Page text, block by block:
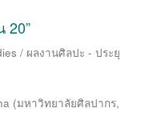
20”
/ ผลงานศิลปะ - ประยุ
(มหาวิทยาลัยศิลปากร,